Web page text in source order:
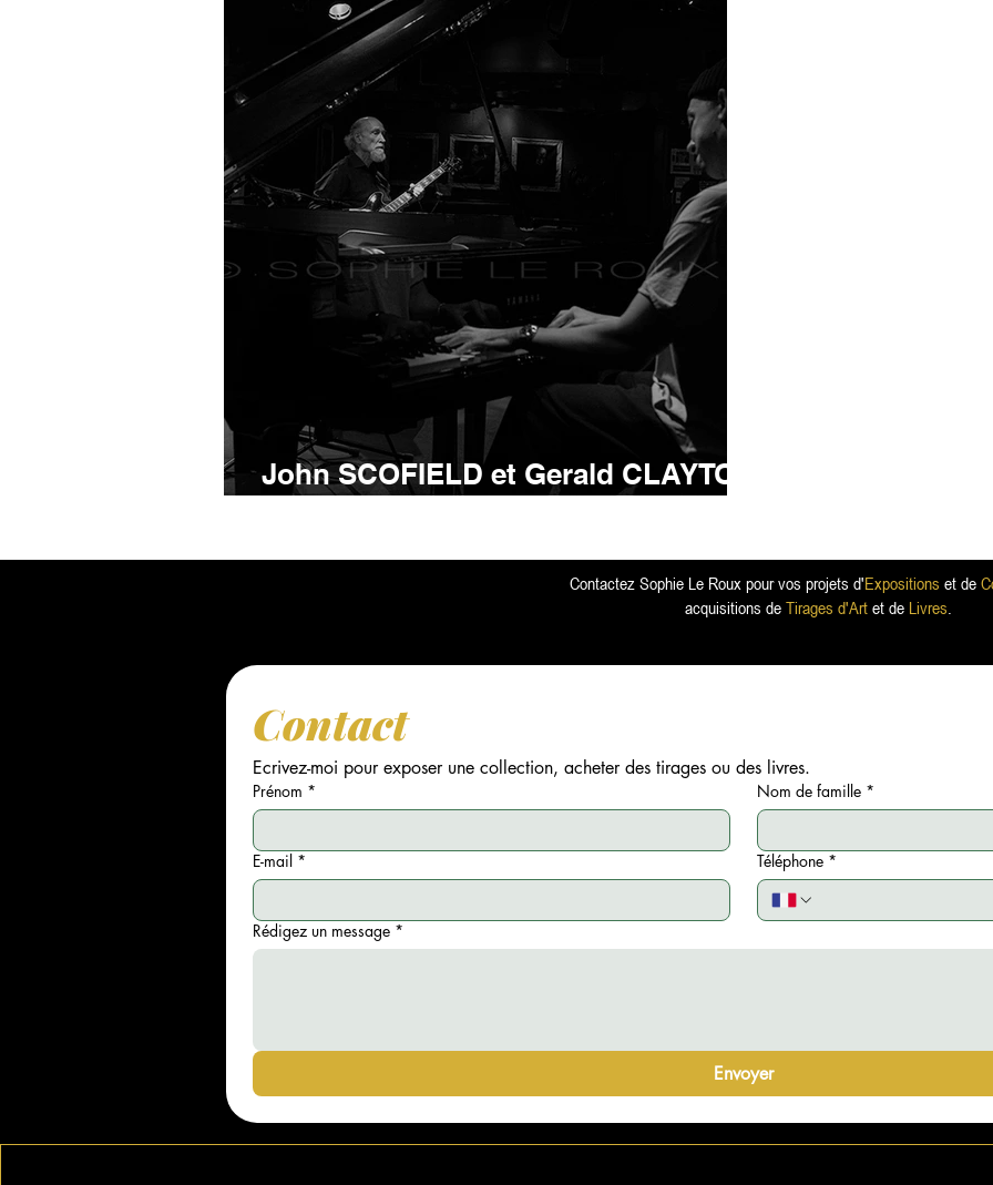
John SCOFIELD et Gerald CLAYTON
Contactez Sophie Le Roux pour vos projets d'Expositions et de
acquisitions de Tirages d'Artet de Livres.
Contact
Ecrivez-moi pour exposer une collection, acheter des tirages ou des livres.
Prénom * Nom de famille *
E-mail * Téléphone *
Rédigez un message *
Envoyer